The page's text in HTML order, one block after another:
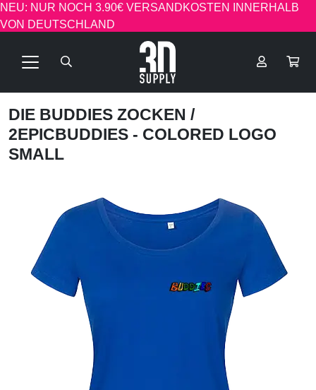
NEU: NUR NOCH 3.90€ VERSANDKOSTEN INNERHALB
VON DEUTSCHLAND
DIE BUDDIES ZOCKEN /
2EPICBUDDIES - COLORED LOGO
SMALL